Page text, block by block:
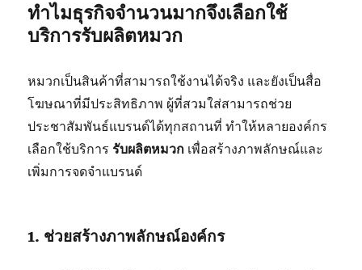
ทำไมธุรกิจจำนวนมากจึงเลือกใช้
บริการรับผลิตหมวก
หมวกเป็นสินค้าที่สามารถใช้งานได้จริง และยังเป็นสื่อ
โฆษณาที่มีประสิทธิภาพ ผู้ที่สวมใส่สามารถช่วย
ประชาสัมพันธ์แบรนด์ได้ทุกสถานที่ ทำให้หลายองค์กร
เลือกใช้บริการ รับผลิตหมวก เพื่อสร้างภาพลักษณ์และ
เพิ่มการจดจำแบรนด์
1. ช่วยสร้างภาพลักษณ์องค์กร